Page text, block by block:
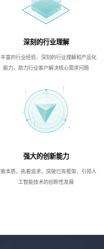
深刻的行业理解
丰富的行业经验，深刻的行业理解和产品化
能力，助力行业客户解决核心需求问题
强大的创新能力
本质、执着追求，突破已有框架，引领人
工智能技术的创新性发展